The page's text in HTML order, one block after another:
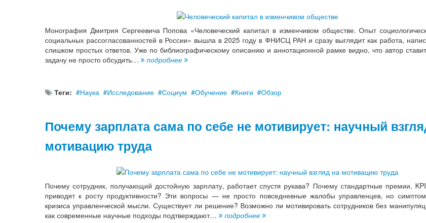
Монография Дмитрия Сергеевича Попова «Человеческий капитал в изменчивом обществе. Опыт
социальных рассогласованностей в России» вышла в 2025 году в ФНИСЦ РАН и сразу выглядит как работа,
слишком простых ответов. Уже по библиографическому описанию и аннотационной рамке видно, что автор
задачу не просто обсудить…
подробнее
Теги: Наука Исследование Социум Обучение Книги Обзор
Почему зарплата сама по себе не мотивирует: научный
мотивацию труда
Почему сотрудник, получающий достойную зарплату, работает спустя рукава? Почему стандартные премии,
приводят к росту продуктивности? Эти вопросы — не просто повседневные жалобы управленцев, но
кризиса управленческой мысли. Существует ли решение? Возможно ли мотивировать сотрудников без
как современные научные подходы подтверждают…
подробнее